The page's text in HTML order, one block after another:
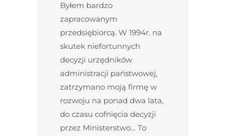
Byłem bardzo
zapracowanym
przedsiębiorcą. W 1994r. na
skutek niefortunnych
decyzji urzędników
administracji państwowej,
zatrzymano moją firmę w
rozwoju na ponad dwa lata,
do czasu cofnięcia decyzji
przez Ministerstwo… To